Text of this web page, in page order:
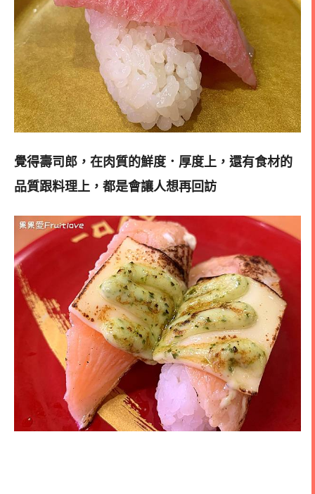
覺得壽司郎，在肉質的鮮度．厚度上，還有食材的
品質跟料理上，都是會讓人想再回訪